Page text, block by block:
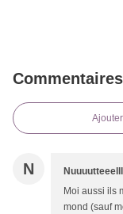
Commentaires
N
Moi aussi ils
mond (sauf